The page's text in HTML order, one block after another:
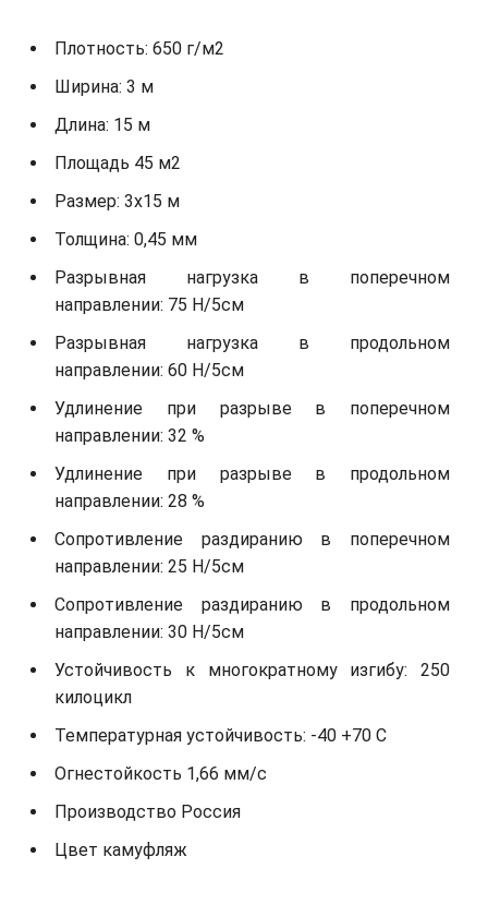
Плотность: 650 г/м2
Ширина: 3 м
Длина: 15 м
Площадь 45 м2
Размер: 3х15 м
Толщина: 0,45 мм
Разрывная нагрузка в поперечном
направлении: 75 Н/5см
Разрывная нагрузка в продольном
направлении: 60 Н/5см
Удлинение при разрыве в поперечном
направлении: 32 %
Удлинение при разрыве в продольном
направлении: 28 %
Сопротивление раздиранию в поперечном
направлении: 25 Н/5см
Сопротивление раздиранию в продольном
направлении: 30 Н/5см
Устойчивость к многократному изгибу: 250
килоцикл
Температурная устойчивость: -40 +70 С
Огнестойкость 1,66 мм/с
Производство Россия
Цвет камуфляж